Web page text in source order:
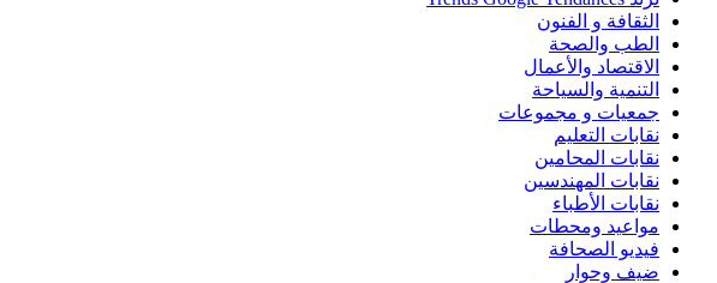
الثقافة و الفنون
الطب والصحة
الاقتصاد والأعمال
التنمية والسياحة
جمعيات و مجموعات
نقابات التعليم
نقابات المحامين
نقابات المهندسين
نقابات الأطباء
مواعيد ومحطات
فيديو الصحافة
ضيف وحوار